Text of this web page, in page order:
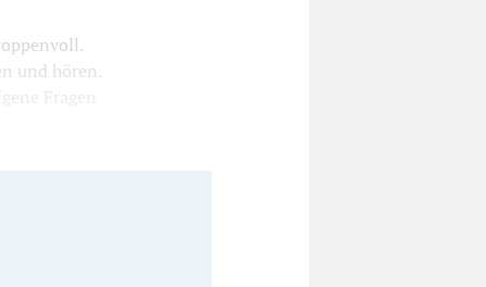
und hören.
Fragen